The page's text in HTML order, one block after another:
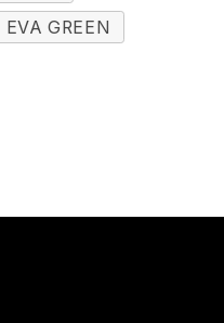
EVA GREEN